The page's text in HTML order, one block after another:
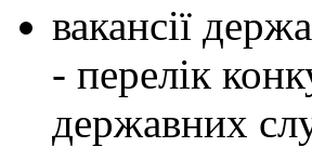
вакансії
- перелік
державних